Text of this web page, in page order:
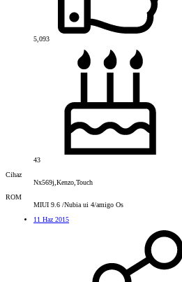
5,093
43
Cihaz
Nx569j,Kenzo,Touch
ROM
MIUI 9.6 /Nubia ui 4/amigo Os
11 Haz 2015